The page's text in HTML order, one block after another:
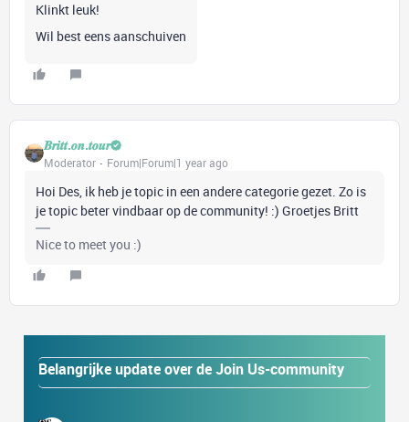
Klinkt leuk!
Wil best eens aanschuiven
𝑩𝒓𝒊𝒕𝒕.𝒐𝒏.𝒕𝒐𝒖𝒓
Moderator Forum|Forum|1 year ago
Hoi Des, ik heb je topic in een andere categorie gezet. Zo is
je topic beter vindbaar op de community! :) Groetjes Britt
Nice to meet you :)
Belangrijke update over de Join Us-community